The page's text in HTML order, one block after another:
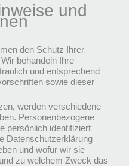
und
den Schutz Ihrer
behandeln Ihre
und entsprechend
sowie dieser
werden verschiedene
Personenbezogene
persönlich identifiziert
Datenschutzerklärung
und wofür wir sie
zu welchem Zweck das